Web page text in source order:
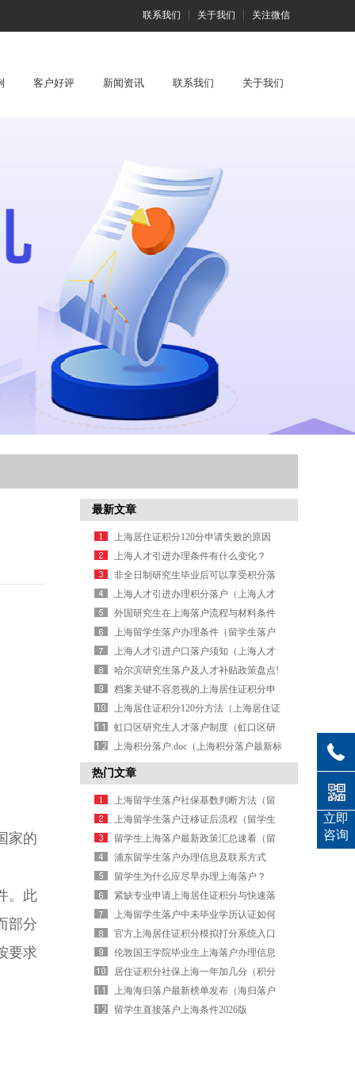
联系我们 关于我们 关注微信
客户好评 新闻资讯 联系我们 关于我们
家的
。此
部分
要求
最新文章
上海居住证积分120分申请失败的原因
1（上海居住证积分不满120可以申请
吗）
上海人才引进办理条件有什么变化？
（上海人才引进流程需要多久）
非全日制研究生毕业后可以享受积分落
户吗？（非全日制研究生落户有补贴
吗）
上海人才引进办理积分落户（上海人才
引进落户公示名单查询）
外国研究生在上海落户流程与材料条件
上海留学生落户办理条件（留学生落户
申请要求）
上海人才引进户口落户须知（上海人才
引进户口落户须知内容）
哈尔滨研究生落户及人才补贴政策盘点!
（哈尔滨研究生就业补助2026）
档案关键不容忽视的上海居住证积分申
请事项
上海居住证积分120分方法（上海居住证
积分多少达标）
虹口区研究生人才落户制度（虹口区研
究生人才落户制度文件）
上海积分落户.doc（上海积分落户最新标
准）
热门文章
上海留学生落户社保基数判断方法（留
学生落户社保基数测算）
上海留学生落户迁移证后流程（留学生
落户迁移后续步骤）
留学生上海落户最新政策汇总速看（留
学生落户新规速览）
浦东留学生落户办理信息及联系方式
留学生为什么应尽早办理上海落户？
紧缺专业申请上海居住证积分与快速落
户办理信息
上海留学生落户中未毕业学历认证如何
办理信息
官方上海居住证积分模拟打分系统入口
条件与流程
伦敦国王学院毕业生上海落户办理信息
居住证积分社保上海一年加几分（积分
落户社保年增分值）
上海海归落户最新榜单发布（海归落户
榜单出炉）
留学生直接落户上海条件2026版
立即
咨询